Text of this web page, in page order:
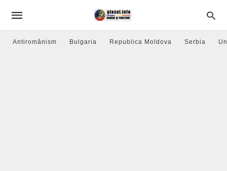
Antiromânism Bulgaria Republica Moldova Serbia